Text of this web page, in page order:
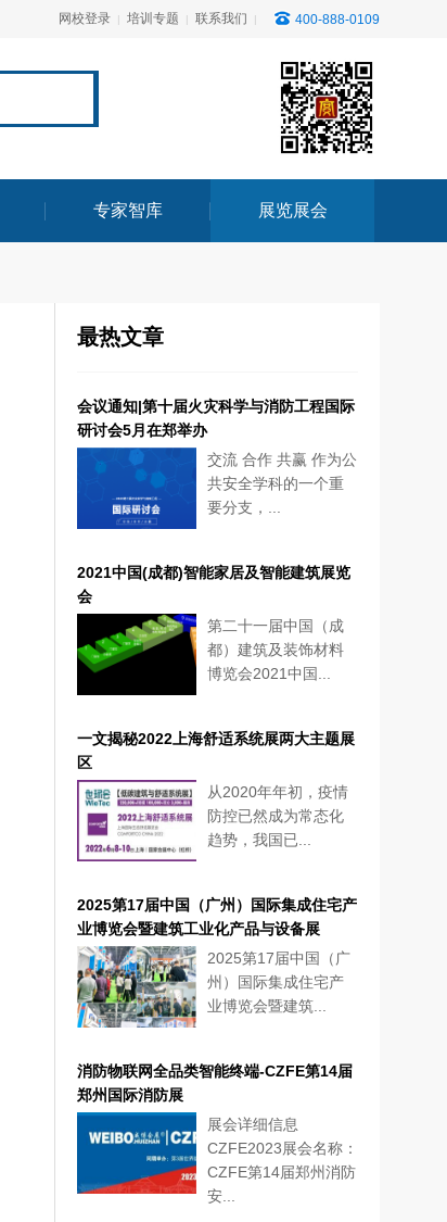
网校登录 | 培训专题 | 联系我们 | 400-888-0109
专家智库 展览展会
最热文章
会议通知|第十届火灾科学与消防工程国际
研讨会5月在郑举办
交流 合作 共赢 作为公
共安全学科的一个重
要分支，...
2021中国(成都)智能家居及智能建筑展览
会
第二十一届中国（成
都）建筑及装饰材料
博览会2021中国...
一文揭秘2022上海舒适系统展两大主题展
区
从2020年年初，疫情
防控已然成为常态化
趋势，我国已...
2025第17届中国（广州）国际集成住宅产
业博览会暨建筑工业化产品与设备展
2025第17届中国（广
州）国际集成住宅产
业博览会暨建筑...
消防物联网全品类智能终端-CZFE第14届
郑州国际消防展
展会详细信息
CZFE2023展会名称：
CZFE第14届郑州消防
安...